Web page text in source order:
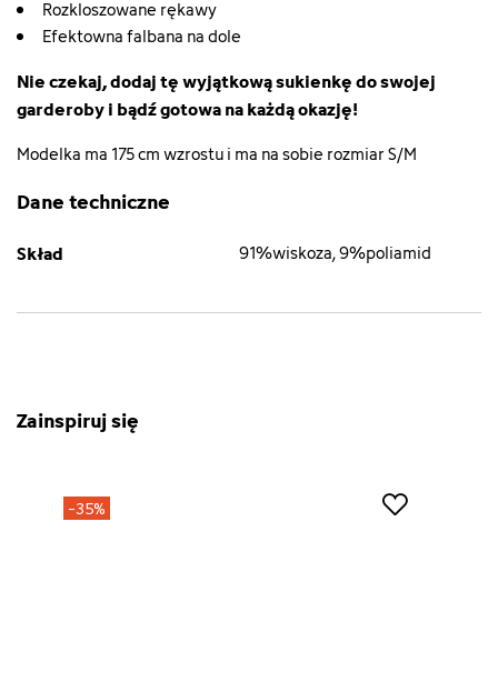
Rozkloszowane rękawy
Efektowna falbana na dole
Nie czekaj, dodaj tę wyjątkową sukienkę do swojej
garderoby i bądź gotowa na każdą okazję!
Modelka ma 175 cm wzrostu i ma na sobie rozmiar S/M
Dane techniczne
Skład 91%wiskoza, 9%poliamid
Zainspiruj się
-35%